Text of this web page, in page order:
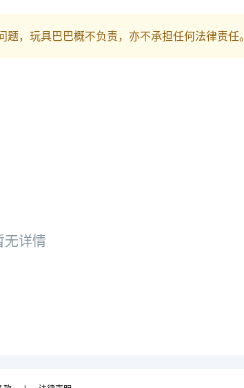
，玩具巴巴概不负责，亦不承担任何法律责任。
无详情